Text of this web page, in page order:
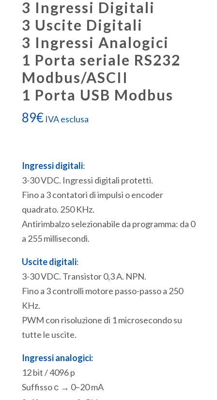
3 Ingressi Digitali
3 Uscite Digitali
3 Ingressi Analogici
1 Porta seriale RS232
Modbus/ASCII
1 Porta USB Modbus
89€ IVA esclusa
Ingressi digitali:
3-30 VDC. Ingressi digitali protetti.
Fino a 3 contatori di impulsi o encoder
quadrato. 250 KHz.
Antirimbalzo selezionabile da programma: da 0
a 255 millisecondi.
Uscite digitali:
3-30 VDC. Transistor 0,3 A. NPN.
Fino a 3 controlli motore passo-passo a 250
KHz.
PWM con risoluzione di 1 microsecondo su
tutte le uscite.
Ingressi analogici:
12 bit / 4096 p
Suffisso c → 0–20 mA